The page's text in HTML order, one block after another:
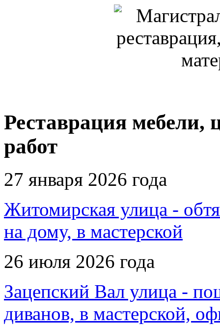
Реставрация мебели,
работ
27 января 2026 года
Житомирская улица -
на дому, в мастерской
26 июля 2026 года
Зацепский Вал улица -
диванов, в мастерской,